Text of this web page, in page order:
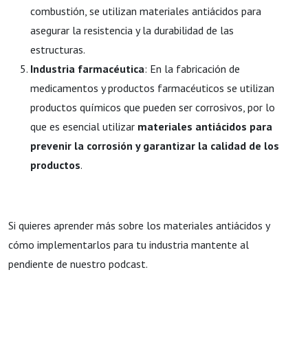
combustión, se utilizan materiales antiácidos para
asegurar la resistencia y la durabilidad de las
estructuras.
Industria farmacéutica: En la fabricación de
medicamentos y productos farmacéuticos se utilizan
productos químicos que pueden ser corrosivos, por lo
que es esencial utilizar materiales antiácidos para
prevenir la corrosión y garantizar la calidad de los
productos.
Si quieres aprender más sobre los materiales antiácidos y
cómo implementarlos para tu industria mantente al
pendiente de nuestro podcast.